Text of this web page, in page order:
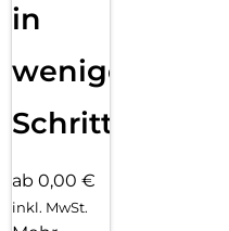
in
wenigen
Schritten
ab 0,00 €
inkl. MwSt.